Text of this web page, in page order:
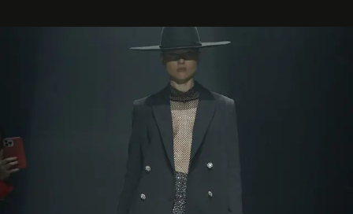
por propósitos, com um claro senso de missão na vida e